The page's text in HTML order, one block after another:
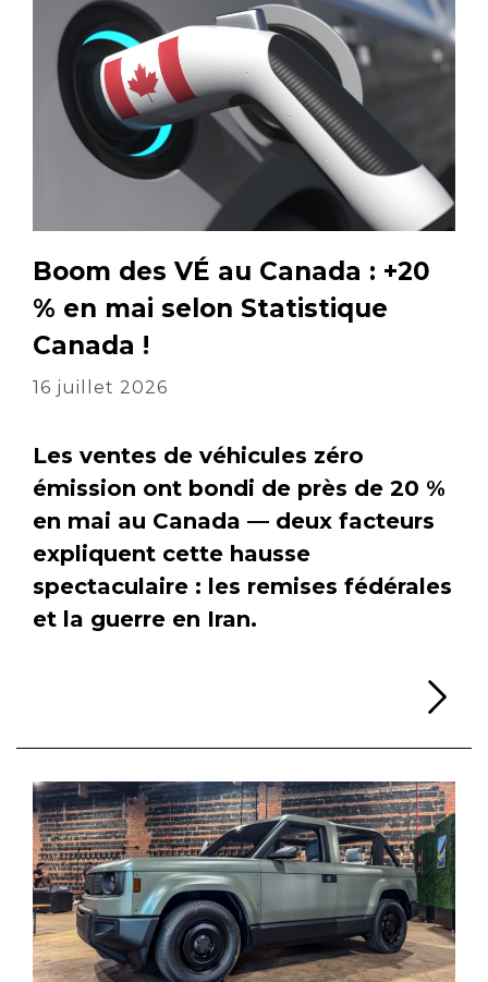
Boom des VÉ au Canada : +20
% en mai selon Statistique
Canada !
16 juillet 2026
Les ventes de véhicules zéro
émission ont bondi de près de 20 %
en mai au Canada — deux facteurs
expliquent cette hausse
spectaculaire : les remises fédérales
et la guerre en Iran.